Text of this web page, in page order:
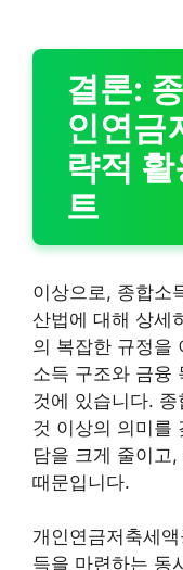
결론:
인연금
략적
트
이상으로, 종합소
산법에 대해 상세
의 복잡한 규정을
소득 구조와 금융
것에 있습니다.
것 이상의 의미를
담을 크게 줄이고
때문입니다.
개인연금저축세
득을 마련하는 동